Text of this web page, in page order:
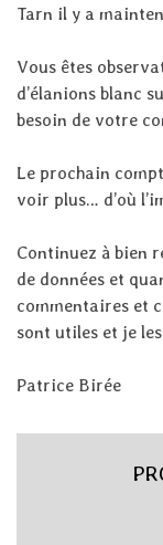
Tarn il y a
Vous êtes
d’élanions blanc
besoin de votre
Le prochain
voir plus… d’où
Continuez à bien
de données et
commentaires et
sont utiles et je
Patrice Birée